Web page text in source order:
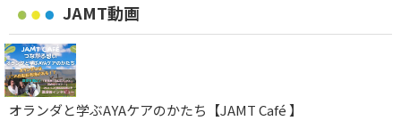
JAMT動画
オランダと学ぶAYAケアのかたち【JAMT Café 】